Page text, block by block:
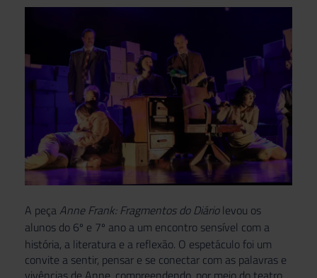
A peça Anne Frank: Fragmentos do Diáriolevou os
alunos do 6º e 7º ano a um encontro sensível com a
história, a literatura e a reflexão. O espetáculo foi um
convite a sentir, pensar e se conectar com as palavras e